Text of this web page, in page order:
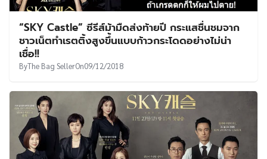
“SKY Castle” ซีรีส์ม้ามืดส่งท้ายปี กระแสชื่นชมจาก
ชาวเน็ตทำเรตติ้งสูงขึ้นแบบก้าวกระโดดอย่างไม่น่า
เชื่อ!!
ByThe Bag SellerOn09/12/2018